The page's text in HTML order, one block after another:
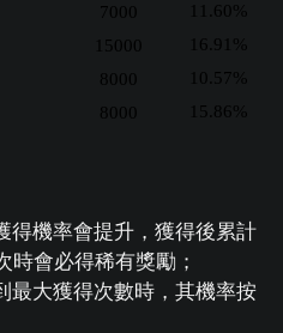
7000
11.60%
15000
16.91%
8000
10.57%
8000 15.86%
得機率會提升，獲得後累計
會必得稀有獎勵；
最大獲得次數時，其機率按